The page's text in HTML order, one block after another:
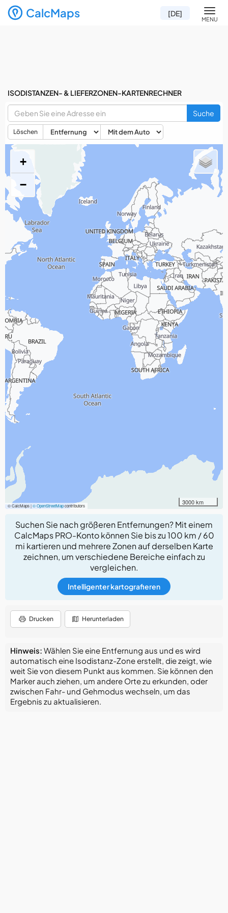
CalcMaps MENU
[DE]
ISODISTANZEN- & LIEFERZONEN-KARTENRECHNER
Suche
Löschen
+
−
© CalcMaps |© OpenStreetMapcontributors 3000 km
Suchen Sie nach größeren Entfernungen? Mit einem
CalcMaps PRO-Konto können Sie bis zu 100 km / 60
mi kartieren und mehrere Zonen auf derselben Karte
zeichnen, um verschiedene Bereiche einfach zu
vergleichen.
Intelligenter kartografieren
Drucken Herunterladen
Hinweis: Wählen Sie eine Entfernung aus und es wird
automatisch eine Isodistanz-Zone erstellt, die zeigt, wie
weit Sie von diesem Punkt aus kommen. Sie können den
Marker auch ziehen, um andere Orte zu erkunden, oder
zwischen Fahr- und Gehmodus wechseln, um das
Ergebnis zu aktualisieren.